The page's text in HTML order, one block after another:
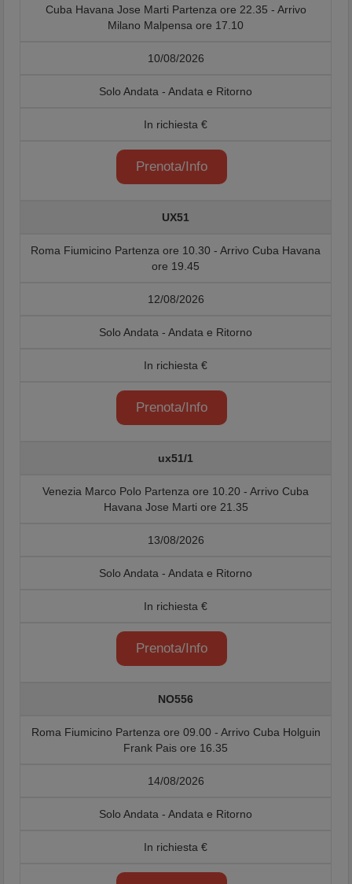
Cuba Havana Jose Marti Partenza ore 22.35 - Arrivo
Milano Malpensa ore 17.10
10/08/2026
Solo Andata - Andata e Ritorno
In richiesta €
Prenota/Info
UX51
Roma Fiumicino Partenza ore 10.30 - Arrivo Cuba Havana
ore 19.45
12/08/2026
Solo Andata - Andata e Ritorno
In richiesta €
Prenota/Info
ux51/1
Venezia Marco Polo Partenza ore 10.20 - Arrivo Cuba
Havana Jose Marti ore 21.35
13/08/2026
Solo Andata - Andata e Ritorno
In richiesta €
Prenota/Info
NO556
Roma Fiumicino Partenza ore 09.00 - Arrivo Cuba Holguin
Frank Pais ore 16.35
14/08/2026
Solo Andata - Andata e Ritorno
In richiesta €